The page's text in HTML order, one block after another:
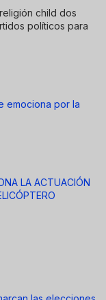
child dos
políticos para
emociona por la
LA ACTUACIÓN